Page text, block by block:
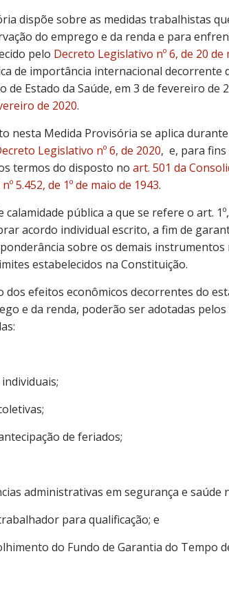
dispõe sobre as medidas trabalhistas
do emprego e da renda e para
pelo Decreto Legislativo nº 6, de 20 de
de importância internacional decorrente
de Estado da Saúde, em 3 de fevereiro de
de 2020.
nesta Medida Provisória se aplica
Legislativo nº 6, de 2020, e, para
termos do disposto no art. 501 da
5.452, de 1º de maio de 1943.
pública a que se refere o art.
acordo individual escrito, a fim de
sobre os demais instrumentos
estabelecidos na Constituição.
efeitos econômicos decorrentes do
e da renda, poderão ser adotadas
de feriados;
administrativas em segurança e saúde
para qualificação; e
do Fundo de Garantia do Tempo